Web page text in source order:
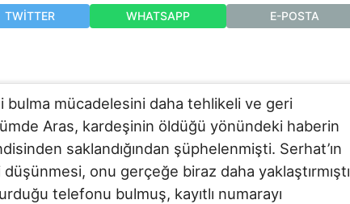
TWITTER WHATSAPP E-POSTA
bulma mücadelesini daha tehlikeli ve geri
Aras, kardeşinin öldüğü yönündeki haberin
saklandığından şüphelenmişti. Serhat’ın
düşünmesi, onu gerçeğe biraz daha
telefonu bulmuş, kayıtlı numarayı